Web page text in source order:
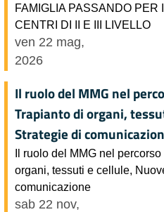
FAMIGLIA PASSANDO PER
CENTRI DI II E III LIVELLO
ven 22 mag,
2026
Il ruolo del MMG nel
Trapianto di organi,
Strategie di
Il ruolo del MMG nel
organi, tessuti e cellule,
comunicazione
sab 22 nov,